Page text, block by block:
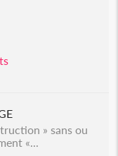
» sans ou
«...